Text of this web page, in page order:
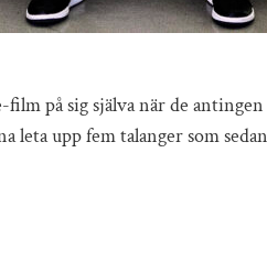
på sig själva när de
leta upp fem talanger som